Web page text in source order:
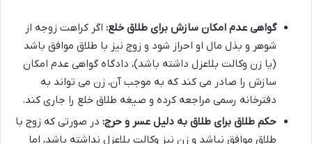
گواهی عدم امکان سازش برای طلاق خلع: اگر کراهت زوجه از
شوهر و بذل مال او احراز شود و زوج نیز با طلاق موافق باشد
(یا زن وکالت بلاعزل داشته باشد)، دادگاه گواهی عدم امکان
سازش را صادر می کند که به موجب آن، زن می تواند به
دفترخانه رسمی مراجعه کرده و صیغه طلاق خلع را جاری کند.
حکم طلاق برای طلاق به دلیل عسر و حرج: در صورتی که زوج با
طلاق موافق نباشد و زن نیز وکالت بلاعزل نداشته باشد، اما